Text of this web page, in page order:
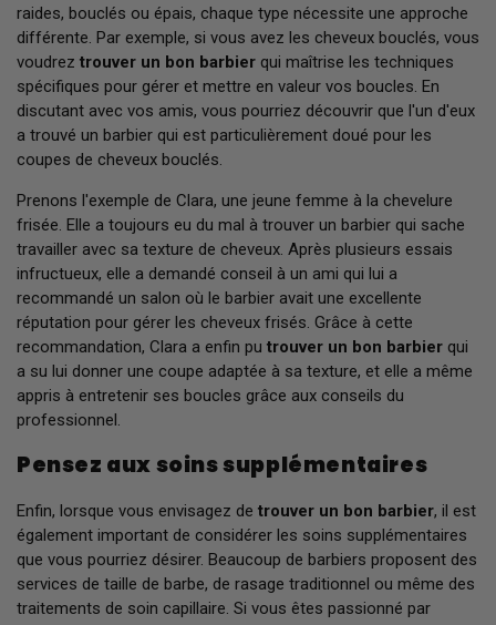
raides, bouclés ou épais, chaque type nécessite une approche
différente. Par exemple, si vous avez les cheveux bouclés, vous
voudrez trouver un bon barbier qui maîtrise les techniques
spécifiques pour gérer et mettre en valeur vos boucles. En
discutant avec vos amis, vous pourriez découvrir que l'un d'eux
a trouvé un barbier qui est particulièrement doué pour les
coupes de cheveux bouclés.
Prenons l'exemple de Clara, une jeune femme à la chevelure
frisée. Elle a toujours eu du mal à trouver un barbier qui sache
travailler avec sa texture de cheveux. Après plusieurs essais
infructueux, elle a demandé conseil à un ami qui lui a
recommandé un salon où le barbier avait une excellente
réputation pour gérer les cheveux frisés. Grâce à cette
recommandation, Clara a enfin pu trouver un bon barbier qui
a su lui donner une coupe adaptée à sa texture, et elle a même
appris à entretenir ses boucles grâce aux conseils du
professionnel.
Pensez aux soins supplémentaires
Enfin, lorsque vous envisagez de trouver un bon barbier, il est
également important de considérer les soins supplémentaires
que vous pourriez désirer. Beaucoup de barbiers proposent des
services de taille de barbe, de rasage traditionnel ou même des
traitements de soin capillaire. Si vous êtes passionné par